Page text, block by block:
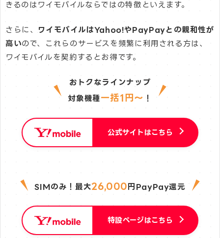
きるのはワイモバイルならではの特徴といえます。
さらに、 ワイモバイルはYahoo!やPayPayとの親和性が
高いので、これらのサービスを頻繁に利用される方は、
ワイモバイルを契約するとお得です。
おトクなラインナップ
対象機種一括1円〜 ！
公式サイトはこちら
SIMのみ！最大26,000 円PayPay還元
特設ページはこちら